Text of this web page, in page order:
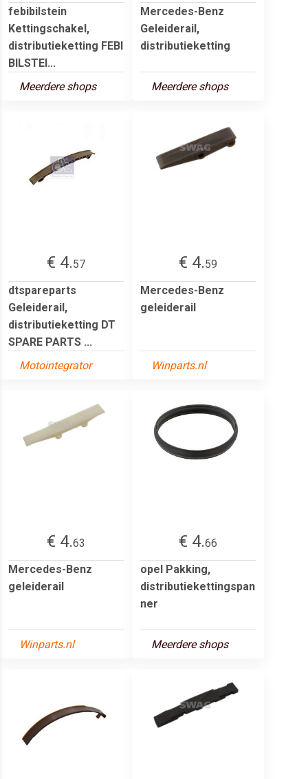
febibilstein
Kettingschakel,
distributieketting FEBI
BILSTEI...
Meerdere shops
Mercedes-Benz
Geleiderail,
distributieketting
Meerdere shops
€ 4.57
dtspareparts
Geleiderail,
distributieketting DT
SPARE PARTS ...
Motointegrator
€ 4.59
Mercedes-Benz
geleiderail
Winparts.nl
€ 4.63
Mercedes-Benz
geleiderail
Winparts.nl
€ 4.66
opel Pakking,
distributiekettingspan
ner
Meerdere shops